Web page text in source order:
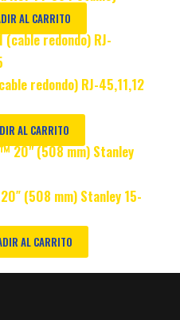
AL CARRITO
redondo) RJ-45,11,12
AL CARRITO
(508 mm) Stanley 15-
AL CARRITO